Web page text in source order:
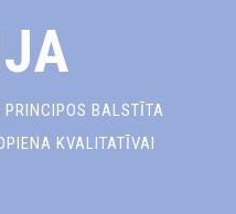
PRINCIPOS BALSTĪTA
KVALITATĪVAI